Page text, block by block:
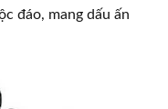
đáo, mang dấu ấn